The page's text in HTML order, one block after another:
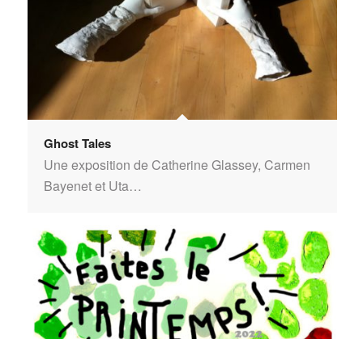
Ghost Tales
Une exposition de Catherine Glassey, Carmen
Bayenet et Uta…